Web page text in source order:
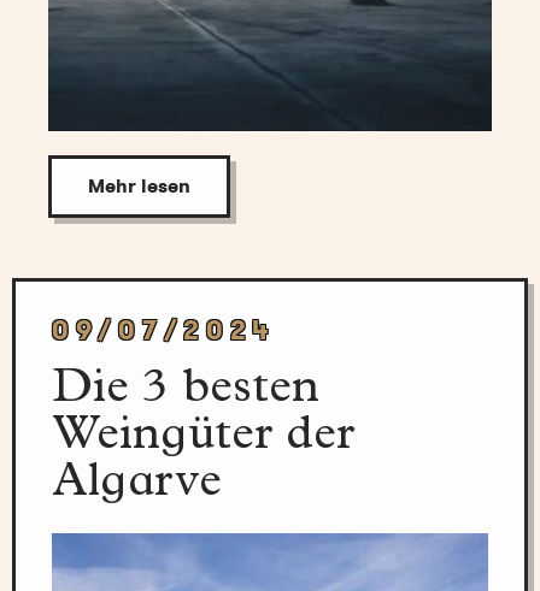
Mehr lesen
09/07/2024
Die 3 besten
Weingüter der
Algarve